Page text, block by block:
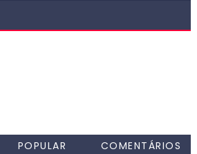
POPULAR COMENTÁRIOS